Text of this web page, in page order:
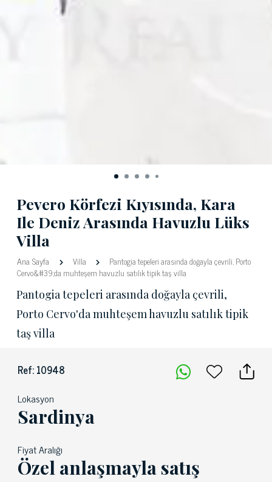
Pevero Körfezi Kıyısında, Kara
Ile Deniz Arasında Havuzlu Lüks
Villa
Ana Sayfa Villa
Pantogia tepeleri arasında doğayla çevrili, Porto
Cervo&#39;da muhteşem havuzlu satılık tipik taş villa
Pantogia tepeleri arasında doğayla çevrili,
Porto Cervo'da muhteşem havuzlu satılık tipik
taş villa
Ref: 10948
Lokasyon
Sardinya
Fiyat Aralığı
Özel anlaşmayla satış